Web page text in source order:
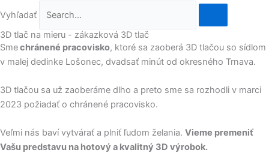
Vyhľadať
3D tlač na mieru - zákazková 3D tlač
Smechránené pracovisko, ktoré sa zaoberá 3D tlačou so sídlom
v malej dedinke Lošonec, dvadsať minút od okresného Trnava.
3D tlačou sa už zaoberáme dlho a preto sme sa rozhodli v marci
2023 požiadať o chránené pracovisko.
Veľmi nás baví vytvárať a plniť ľudom želania. Vieme premeniť
Vašu predstavu na hotový a kvalitný 3D výrobok.